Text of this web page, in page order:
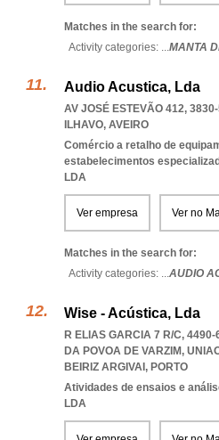
Matches in the search for:
Activity categories: ...MANTA
Audio Acustica, Lda
AV JOSÉ ESTEVÃO 412,
ILHAVO, AVEIRO
Comércio a retalho de
estabelecimentos
LDA
Ver empresa Ver no
Matches in the search for:
Activity categories: ...AUDIO
Wise - Acústica, Lda
R ELIAS GARCIA 7 R/C,
DA POVOA DE VARZIM,
BEIRIZ ARGIVAI , PORTO
Atividades de ensaios e
LDA